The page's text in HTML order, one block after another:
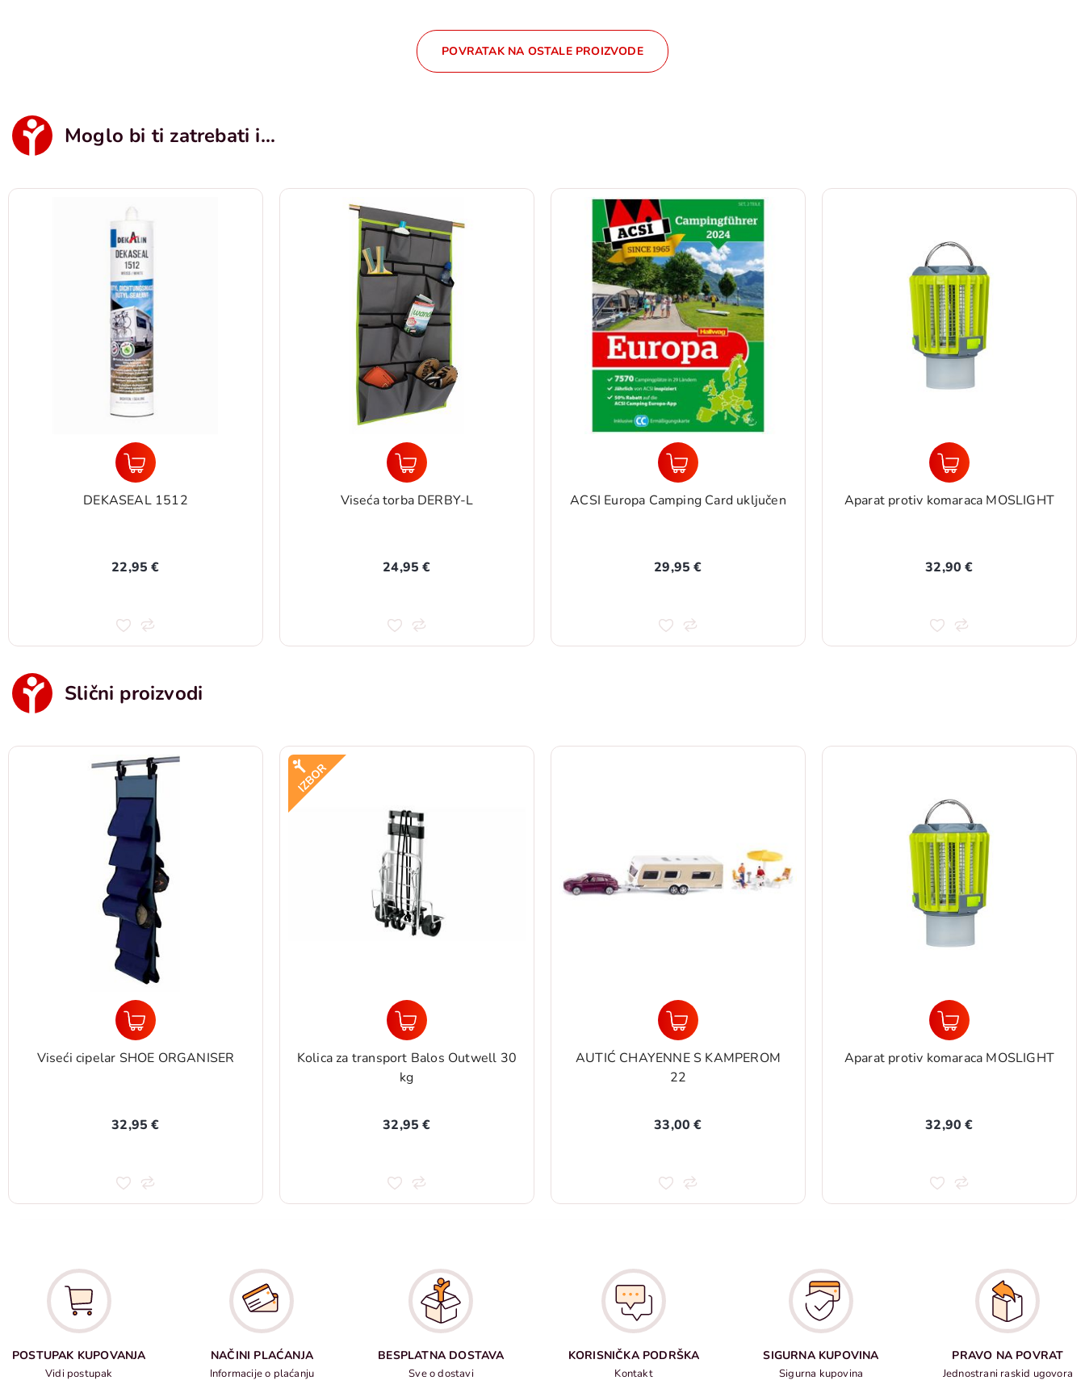
POVRATAK NA OSTALE PROIZVODE
Moglo bi ti zatrebati i...
DEKASEAL 1512
22,95 €
Viseća torba DERBY-L
24,95 €
ACSI Europa Camping Card uključen
29,95 €
Aparat protiv komaraca MOSLIGHT
32,90 €
Slični proizvodi
Viseći cipelar SHOE ORGANISER
32,95 €
Kolica za transport Balos Outwell 30
kg
32,95 €
AUTIĆ CHAYENNE S KAMPEROM
22
33,00 €
Aparat protiv komaraca MOSLIGHT
32,90 €
POSTUPAK KUPOVANJA
Vidi postupak
NAČINI PLAĆANJA
Informacije o plaćanju
BESPLATNA DOSTAVA
Sve o dostavi
KORISNIČKA PODRŠKA
Kontakt
SIGURNA KUPOVINA
Sigurna kupovina
PRAVO NA POVRAT
Jednostrani raskid ugovora